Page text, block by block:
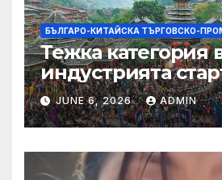
БЪЛГАРО-КИТАЙСКА ТЪРГОВСКО-
Тежка категория
индустрията
алианс за
слънчева
JUNE 6, 2026 ADMIN